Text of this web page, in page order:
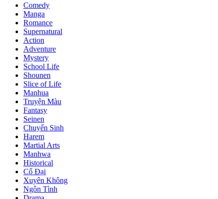
Comedy
Manga
Romance
Supernatural
Action
Adventure
Mystery
School Life
Shounen
Slice of Life
Manhua
Truyện Màu
Fantasy
Seinen
Chuyển Sinh
Harem
Martial Arts
Manhwa
Historical
Cổ Đại
Xuyên Không
Ngôn Tình